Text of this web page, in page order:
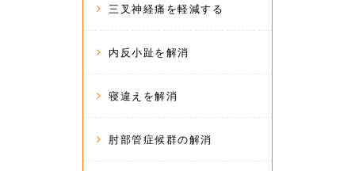
三叉神経痛を軽減する
内反小趾を解消
寝違えを解消
肘部管症候群の解消